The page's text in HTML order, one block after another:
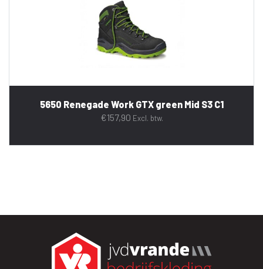
5650 Renegade Work GTX green Mid S3 C1
€157,90 Excl. btw.